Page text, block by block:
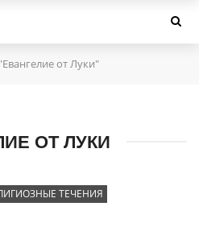
от Луки"
ОТ ЛУКИ
ТЕЧЕНИЯ